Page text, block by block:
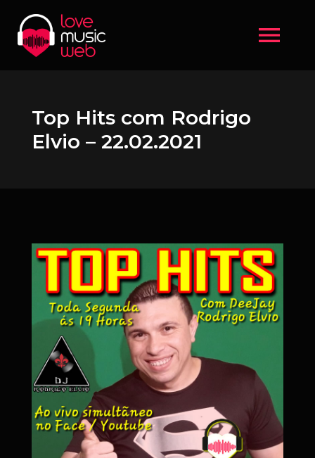
menu
Top Hits com Rodrigo
Elvio – 22.02.2021